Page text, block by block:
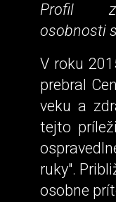
Profil
osobnosti
V roku
prebral
veku a
tejto
ruky".
osobne